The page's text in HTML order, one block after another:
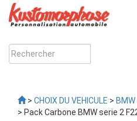
> CHOIX DU VEHICULE > BMW
> Pack Carbone BMW serie 2